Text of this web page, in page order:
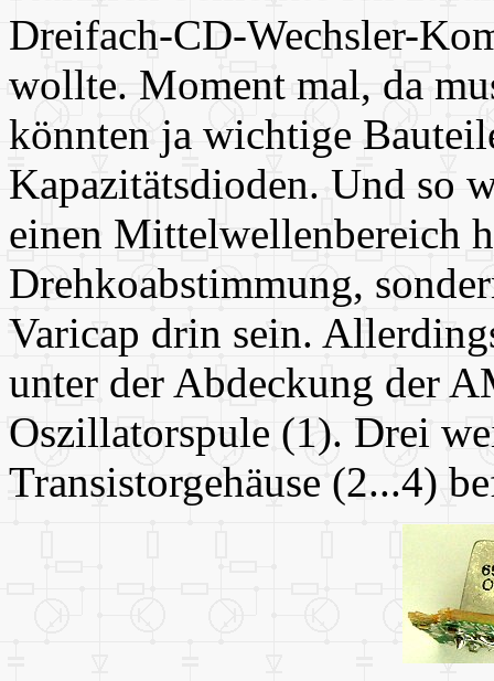
Dreifach-CD-Wechsler-
wollte. Moment mal, da
könnten ja wichtige
Kapazitätsdioden. Und so
einen Mittelwellenbereich
Drehkoabstimmung,
Varicap drin sein.
unter der Abdeckung der
Oszillatorspule (1). Drei
Transistorgehäuse (2...4)